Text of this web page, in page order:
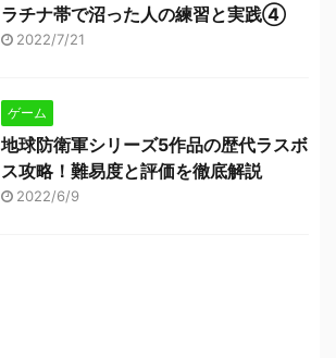
ラチナ帯で沼った人の練習と実践④
2022/7/21
ゲーム
地球防衛軍シリーズ5作品の歴代ラスボ
ス攻略！難易度と評価を徹底解説
2022/6/9